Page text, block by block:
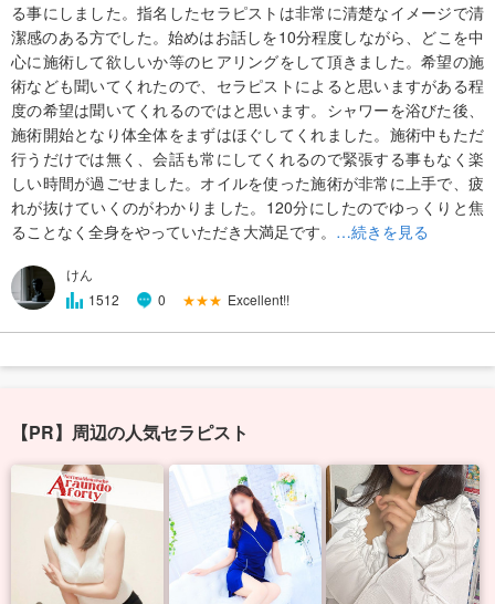
る事にしました。指名したセラピストは非常に清楚なイメージで清
潔感のある方でした。始めはお話しを10分程度しながら、どこを中
心に施術して欲しいか等のヒアリングをして頂きました。希望の施
術なども聞いてくれたので、セラピストによると思いますがある程
度の希望は聞いてくれるのではと思います。シャワーを浴びた後、
施術開始となり体全体をまずはほぐしてくれました。施術中もただ
行うだけでは無く、会話も常にしてくれるので緊張する事もなく楽
しい時間が過ごせました。オイルを使った施術が非常に上手で、疲
れが抜けていくのがわかりました。120分にしたのでゆっくりと焦
ることなく全身をやっていただき大満足です。 …続きを見る
けん
1512
0 ★★★ Excellent!!
【PR】周辺の人気セラピスト